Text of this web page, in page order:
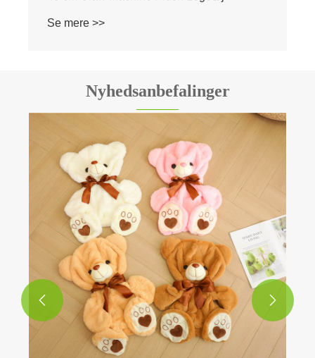
Nyhedsanbefalinger
Hvor LED plys legetøj transformerer gave?
Se mere >>
 